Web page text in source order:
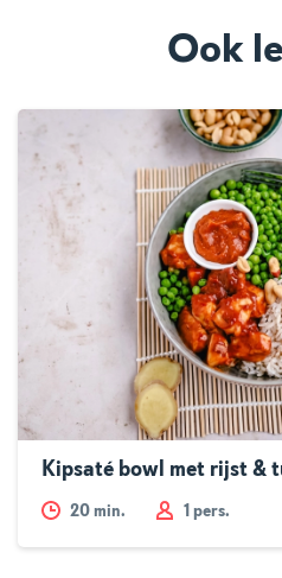
Ook
Kipsaté bowl met rijst &
20 min. 1 pers.